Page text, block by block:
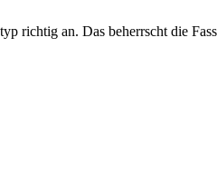
richtig an. Das beherrscht die